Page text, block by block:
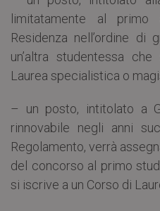
limitatamente al
Residenza nell’ordine di
un’altra studentessa
Laurea specialistica o
– un posto, intitolato a
rinnovabile negli anni
Regolamento, verrà
del concorso al primo
si iscrive a un Corso di